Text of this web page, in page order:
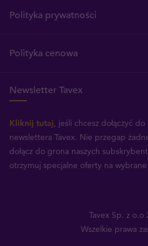
Polityka prywatności
Polityka cenowa
Newsletter Tavex
Kliknij tutaj, jeśli chcesz dołączyć do
newslettera Tavex. Nie przegap
dołącz do grona naszych
otrzymuj specjalne oferty na
Tavex Sp. z
Wszelkie prawa